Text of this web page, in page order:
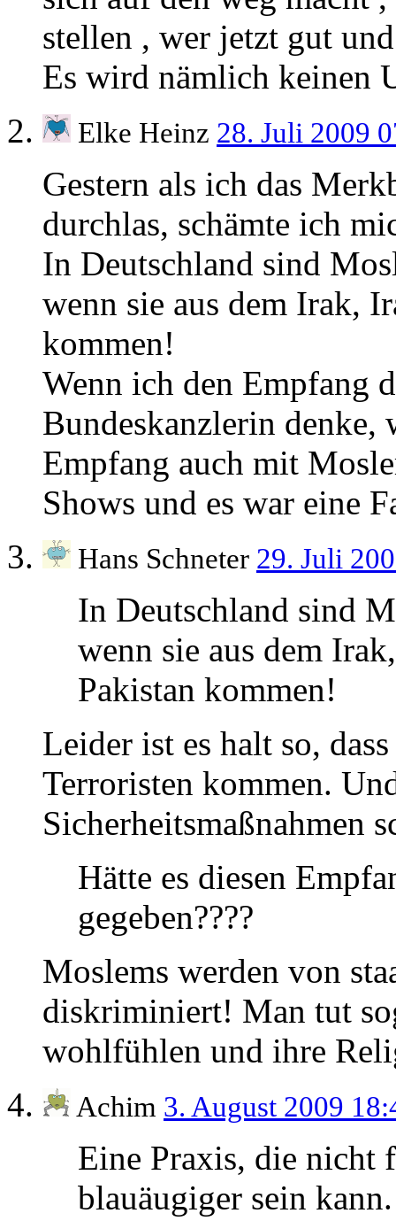
stellen , wer jetzt gut
Es wird nämlich keinen
Elke Heinz 28. Juli 2009
Gestern als ich das
durchlas, schämte ich
In Deutschland sind
wenn sie aus dem Irak,
kommen!
Wenn ich den Empfang
Bundeskanzlerin denke,
Empfang auch mit
Shows und es war eine
Hans Schneter 29. Juli
In Deutschland sind
wenn sie aus dem
Pakistan kommen!
Leider ist es halt so,
Terroristen kommen.
Sicherheitsmaßnahmen
Hätte es diesen
gegeben????
Moslems werden von
diskriminiert! Man tut
wohlfühlen und ihre
Achim 3. August 2009
Eine Praxis, die nicht
blauäugiger sein